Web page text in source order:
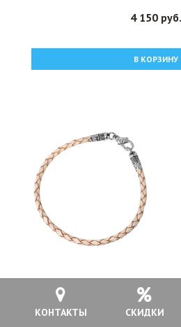
КОНТАКТЫ СКИДКИ
4 150 руб.
В КОРЗИНУ
Браслет под шармы бусины